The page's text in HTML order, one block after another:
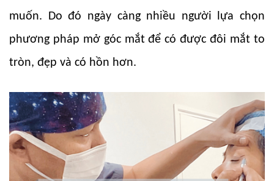
muốn. Do đó ngày càng nhiều người lựa chọn
phương pháp mở góc mắt để có được đôi mắt to
tròn, đẹp và có hồn hơn.